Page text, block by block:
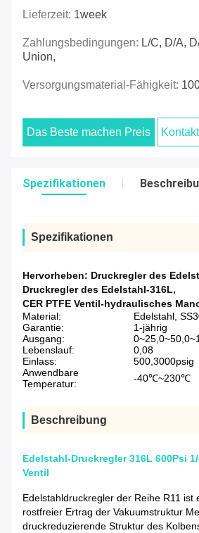
Lieferzeit: 1week
Zahlungsbedingungen: L/C, D/A,
Union,
Versorgungsmaterial-Fähigkeit:
Das Beste machen Preis
Spezifikationen
Spezifikationen
Hervorheben: Druckregler des
Druckregler des Edelstahl-316L,
CER PTFE Ventil-hydraulisches
Material:
Edelstahl,
Garantie:
1-jährig
Ausgang:
Lebenslauf:
0,08
Einlass:
500,3000psig
Anwendbare
Temperatur:
-40℃~230℃
Beschreibung
Edelstahl-Druckregler 316L 600Psi
Ventil
Edelstahldruckregler der Reihe R11 ist
rostfreier Ertrag der Vakuumstruktur
druckreduzierende Struktur des